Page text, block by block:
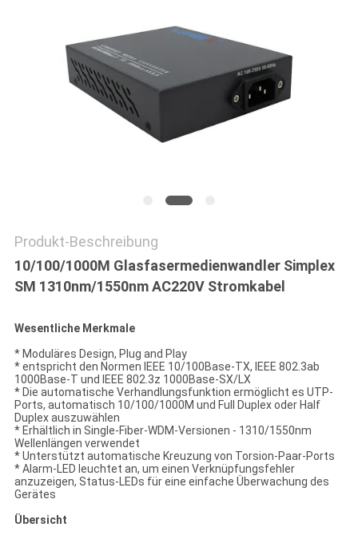
SITEMAP
DATENSCHUTZRICHTLINIE
Produkt-Beschreibung
10/100/1000M Glasfasermedienwandler Simplex
SM 1310nm/1550nm AC220V Stromkabel
Wesentliche Merkmale
* Moduläres Design, Plug and Play
* entspricht den Normen IEEE 10/100Base-TX, IEEE 802.3ab
1000Base-T und IEEE 802.3z 1000Base-SX/LX
* Die automatische Verhandlungsfunktion ermöglicht es UTP-
Ports, automatisch 10/100/1000M und Full Duplex oder Half
Duplex auszuwählen
* Erhältlich in Single-Fiber-WDM-Versionen - 1310/1550nm
Wellenlängen verwendet
* Unterstützt automatische Kreuzung von Torsion-Paar-Ports
* Alarm-LED leuchtet an, um einen Verknüpfungsfehler
anzuzeigen, Status-LEDs für eine einfache Überwachung des
Gerätes
Übersicht